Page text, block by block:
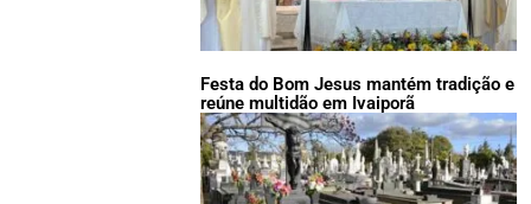
Festa do Bom Jesus mantém tradição e
reúne multidão em Ivaiporã